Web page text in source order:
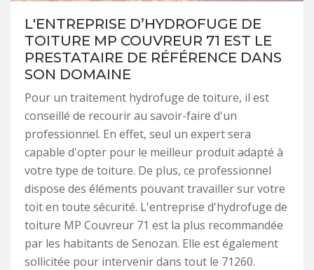
L'ENTREPRISE D’HYDROFUGE DE
TOITURE MP COUVREUR 71 EST LE
PRESTATAIRE DE RÉFÉRENCE DANS
SON DOMAINE
Pour un traitement hydrofuge de toiture, il est
conseillé de recourir au savoir-faire d'un
professionnel. En effet, seul un expert sera
capable d'opter pour le meilleur produit adapté à
votre type de toiture. De plus, ce professionnel
dispose des éléments pouvant travailler sur votre
toit en toute sécurité. L'entreprise d'hydrofuge de
toiture MP Couvreur 71 est la plus recommandée
par les habitants de Senozan. Elle est également
sollicitée pour intervenir dans tout le 71260.